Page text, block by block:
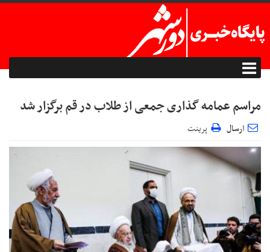
مراسم عمامه گذاری جمعی از طلاب در قم برگزار شد
ارسال پرینت